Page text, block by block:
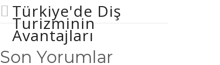
Türkiye'de Diş
Turizminin
Avantajları
Son Yorumlar